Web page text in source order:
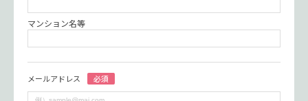
マンション名等
必須
メールアドレス